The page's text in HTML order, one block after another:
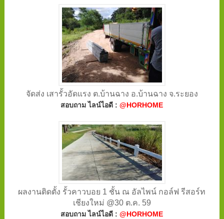
จัดส่ง เสารั้วอัดแรง ต.บ้านฉาง อ.บ้านฉาง จ.ระยอง
สอบถาม ไลน์ไอดี :@HORHOME
ผลงานติดตั้ง รั้วคาวบอย 1 ชั้น ณ อัลไพน์ กอล์ฟ รีสอร์ท
เชียงใหม่ @30 ต.ค. 59
สอบถาม ไลน์ไอดี :@HORHOME